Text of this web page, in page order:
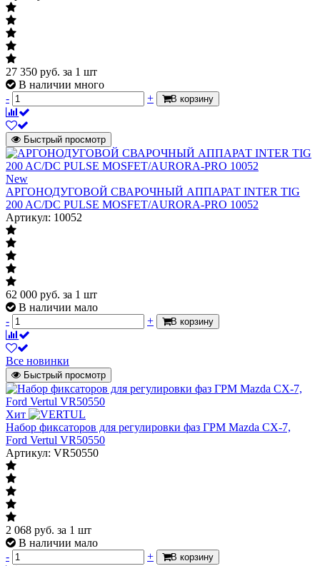
27 350 руб. за 1 шт
В наличии много
-
+ В корзину
Быстрый просмотр
New
АРГОНОДУГОВОЙ СВАРОЧНЫЙ АППАРАТ INTER TIG
200 AC/DC PULSE MOSFET/AURORA-PRO 10052
Артикул: 10052
62 000 руб. за 1 шт
В наличии мало
-
+ В корзину
Все новинки
Быстрый просмотр
Хит
Набор фиксаторов для регулировки фаз ГРМ Mazda CX-7,
Ford Vertul VR50550
Артикул: VR50550
2 068 руб. за 1 шт
В наличии мало
-
+ В корзину